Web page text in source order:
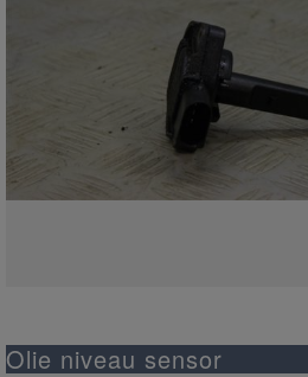
Olie niveau sensor